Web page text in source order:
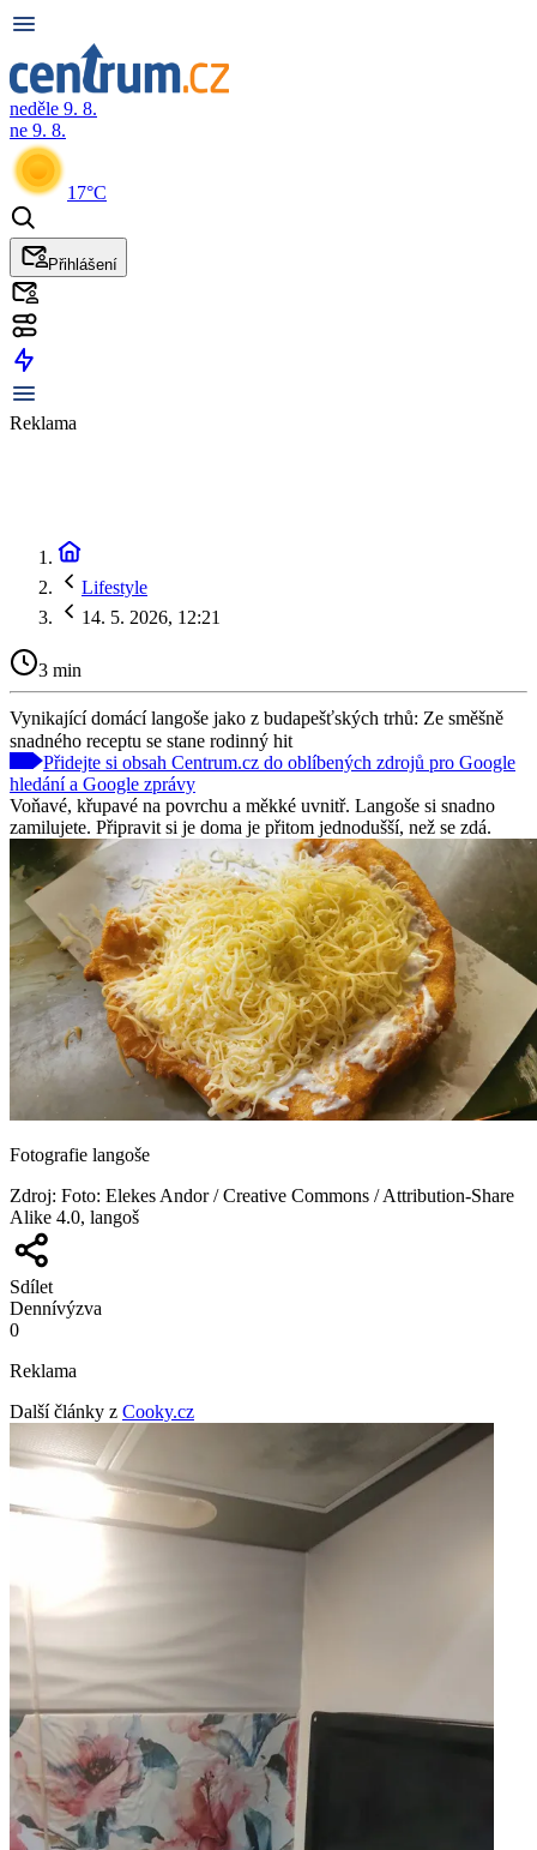
neděle 9. 8.
ne 9. 8.
17°C
Přihlášení
Reklama
Lifestyle
14. 5. 2026, 12:21
3 min
Vynikající domácí langoše jako z budapešťských trhů: Ze směšně
snadného receptu se stane rodinný hit
Přidejte si obsah Centrum.cz do oblíbených zdrojů pro Google
hledání a Google zprávy
Voňavé, křupavé na povrchu a měkké uvnitř. Langoše si snadno
zamilujete. Připravit si je doma je přitom jednodušší, než se zdá.
Fotografie langoše
Zdroj: Foto: Elekes Andor / Creative Commons / Attribution-Share
Alike 4.0, langoš
Sdílet
Dennívýzva
0
Reklama
Další články z Cooky.cz